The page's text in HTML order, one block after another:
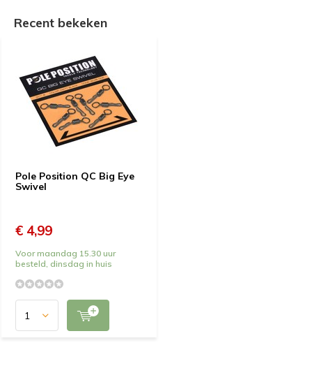
Recent bekeken
Pole Position QC Big Eye
Swivel
€ 4,99
Voor maandag 15.30 uur
besteld, dinsdag in huis